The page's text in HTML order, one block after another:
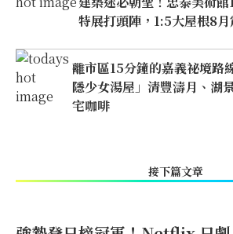
特展打頭陣，1:5大屋根8
離市區15分鐘的嘉義祕境路
隱少女湯屋」清豐濤月、湖
宅咖啡
接下篇文章